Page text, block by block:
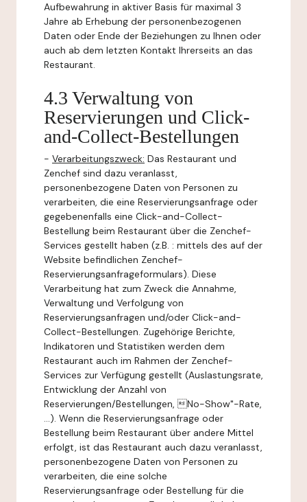
Aufbewahrung in aktiver Basis für maximal 3
Jahre ab Erhebung der personenbezogenen
Daten oder Ende der Beziehungen zu Ihnen oder
auch ab dem letzten Kontakt Ihrerseits an das
Restaurant.
4.3 Verwaltung von
Reservierungen und Click-
and-Collect-Bestellungen
- Verarbeitungszweck: Das Restaurant und
Zenchef sind dazu veranlasst,
personenbezogene Daten von Personen zu
verarbeiten, die eine Reservierungsanfrage oder
gegebenenfalls eine Click-and-Collect-
Bestellung beim Restaurant über die Zenchef-
Services gestellt haben (z.B. : mittels des auf der
Website befindlichen Zenchef-
Reservierungsanfrageformulars). Diese
Verarbeitung hat zum Zweck die Annahme,
Verwaltung und Verfolgung von
Reservierungsanfragen und/oder Click-and-
Collect-Bestellungen. Zugehörige Berichte,
Indikatoren und Statistiken werden dem
Restaurant auch im Rahmen der Zenchef-
Services zur Verfügung gestellt (Auslastungsrate,
Entwicklung der Anzahl von
Reservierungen/Bestellungen, No-Show"-Rate,
...). Wenn die Reservierungsanfrage oder
Bestellung beim Restaurant über andere Mittel
erfolgt, ist das Restaurant auch dazu veranlasst,
personenbezogene Daten von Personen zu
verarbeiten, die eine solche
Reservierungsanfrage oder Bestellung für die